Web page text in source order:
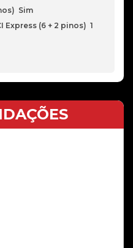
Sim
Express (6 + 2 pinos) 1